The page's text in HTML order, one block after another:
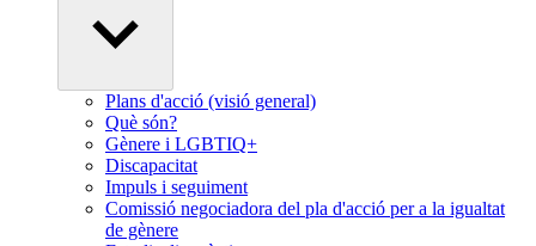
Plans d'acció (visió general)
Què són?
Gènere i LGBTIQ+
Discapacitat
Impuls i seguiment
Comissió negociadora del pla d'acció per a la igualtat
de gènere